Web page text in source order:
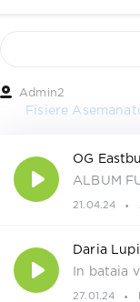
Admin2
Fisiere
OG
ALBUM
21.04.24
Daria
In bataia
27.01.24